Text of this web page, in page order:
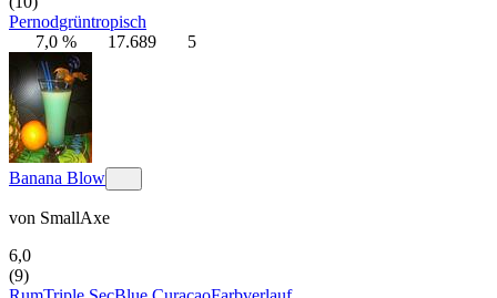
Pernodgrüntropisch
7,0 %
17.689 5
Banana Blow
von SmallAxe
6,0
(9)